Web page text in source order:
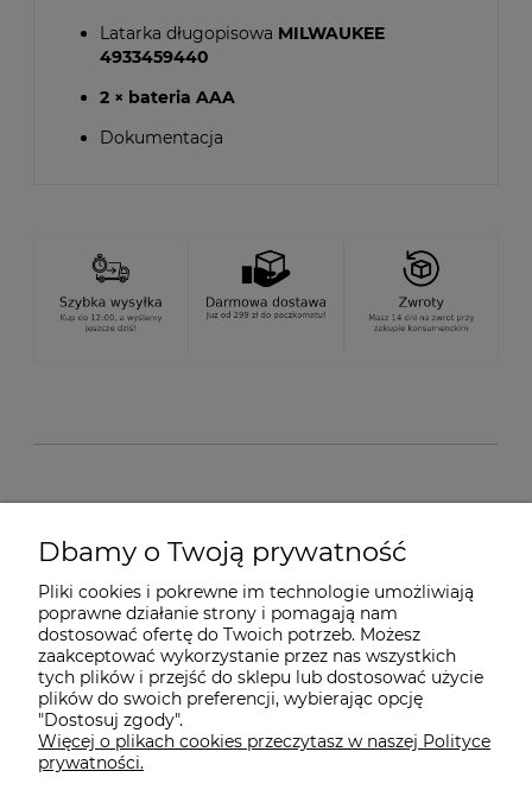
Latarka długopisowa MILWAUKEE
4933459440
2 × bateria AAA
Dokumentacja
O nas
Dostawa i płatności
Pomoc
Gwarancja i Serwis
Dbamy o Twoją prywatność
Pliki cookies i pokrewne im technologie umożliwiają
poprawne działanie strony i pomagają nam
dostosować ofertę do Twoich potrzeb. Możesz
zaakceptować wykorzystanie przez nas wszystkich
tych plików i przejść do sklepu lub dostosować użycie
plików do swoich preferencji, wybierając opcję
"Dostosuj zgody".
Więcej o plikach cookies przeczytasz w naszej Polityce
prywatności.